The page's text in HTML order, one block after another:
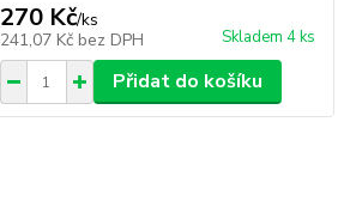
270 Kč/ks
241,07 Kč bez DPH Skladem 4 ks
Přidat do košíku